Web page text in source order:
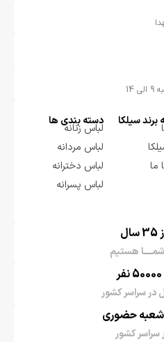
سيلكا
ما
دسته بندی ها
لباس زنانه
لباس مردانه
لباس دخترانه
لباس پسرانه
شمــــا هستیم
سراسر کشور
سراسر کشور